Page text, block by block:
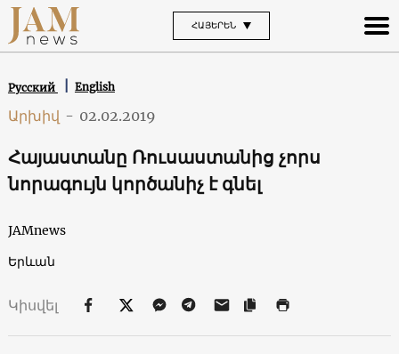
ՀԱՅԵՐԵՆ
Русский English
Արխիվ - 02.02.2019
Հայաստանը Ռուսաստանից չորս
նորագույն կործանիչ է գնել
JAMnews
Երևան
Կիսվել